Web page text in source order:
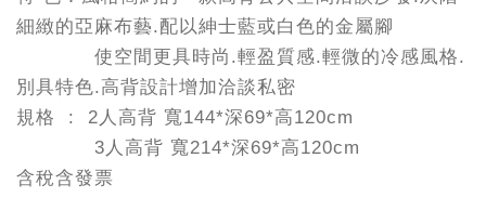
細緻的亞麻布藝.配以紳士藍或白色的金屬腳
使空間更具時尚.輕盈質感.輕微的冷感風格.
別具特色.高背設計增加洽談私密
規格 : 2人高背 寬144*深69*高120cm
3人高背 寬214*深69*高120cm
含稅含發票